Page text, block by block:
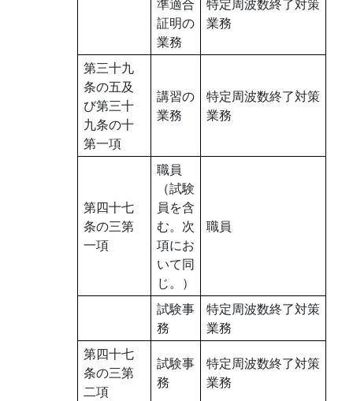
証明の
業務
業務
第三十九
条の五及
び第三十
九条の十
第一項
講習の
業務
特定周波数終了対策
業務
第四十七
条の三第
一項
職員
（試験
員を含
む。次
項にお
いて同
じ。）
職員
試験事
務
特定周波数終了対策
業務
第四十七
条の三第
二項
試験事
務
特定周波数終了対策
業務